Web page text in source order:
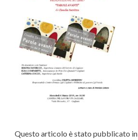
Questo articolo è stato pubblicato in